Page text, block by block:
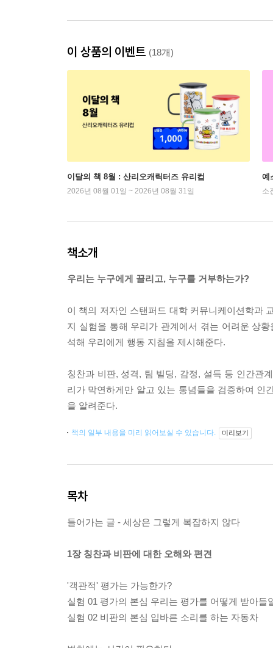
이 상품의 이벤트 (18개)
이달의 책 8월 : 산리오캐릭터즈 유리컵
2026년 08월 01일 ~ 2026년 08월 31일
예
소
책소개
우리는 누구에게 끌리고, 누구를 거부하는가?
이 책의 저자인 스탠퍼드 대학 커뮤니케이션학과
지 실험을 통해 우리가 관계에서 겪는 어려운 상
석해 우리에게 행동 지침을 제시해준다.
칭찬과 비판, 성격, 팀 빌딩, 감정, 설득 등 인간관
리가 막연하게만 알고 있는 통념들을 검증하여 인
을 알려준다.
책의 일부 내용을 미리 읽어보실 수 있습니다. 미리보기
목차
들어가는 글 - 세상은 그렇게 복잡하지 않다
1장 칭찬과 비판에 대한 오해와 편견
'객관적' 평가는 가능한가?
실험 01 평가의 본심 우리는 평가를 어떻게 받아들
실험 02 비판의 본심 입바른 소리를 하는 자동차